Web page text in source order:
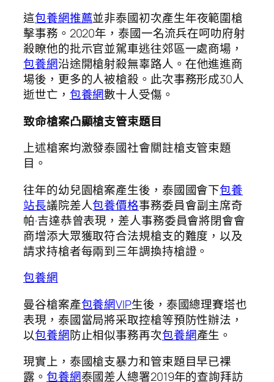
這包養網推薦並非泰國初次產生年夜範圍槍
擊事務。2020年，泰國一名流兵在呵叻府射
殺瞭他的批示官並駕車逃往郊區一處商場，
包養網沿途開槍射殺無辜路人。在他進進商
場後，更多的人被槍殺。此次事務形成30人
逝世亡， 包養網數十人受傷。
致命槍案凸顯槍支管束題目
上述槍案均激發泰國社會關註槍支管束題
目。
往年的幼兒園槍案產生後，泰國國會下包養
站長議院差人包養價格事務委員會副主席奇
帕·吉達恭曾表現，差人事務委員會將閉會會
商增添大眾獲取符合法規槍支的難度，以及
請求持槍者每兩到三年調換持槍證。
包養網
曼谷槍案產包養網VIP生後，泰國總理賽塔也
表現，泰國當局將采取控槍等預防性辦法，
以包養網防止相似事務再次包養網產生。
現實上，泰國槍支暴力和管束題目早已裸
露。 包養網泰國差人總署2019年的查詢拜訪